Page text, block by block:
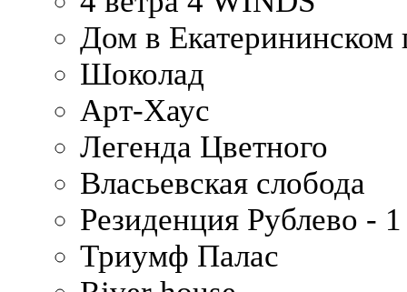
Дом в Екатерининском
Шоколад
Арт-Хаус
Легенда Цветного
Власьевская слобода
Резиденция Рублево - 1
Триумф Палас